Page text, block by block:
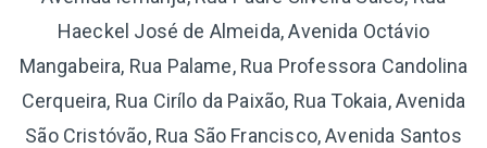
Haeckel José de Almeida, Avenida Octávio
Mangabeira, Rua Palame, Rua Professora Candolina
Cerqueira, Rua Cirílo da Paixão, Rua Tokaia, Avenida
São Cristóvão, Rua São Francisco, Avenida Santos